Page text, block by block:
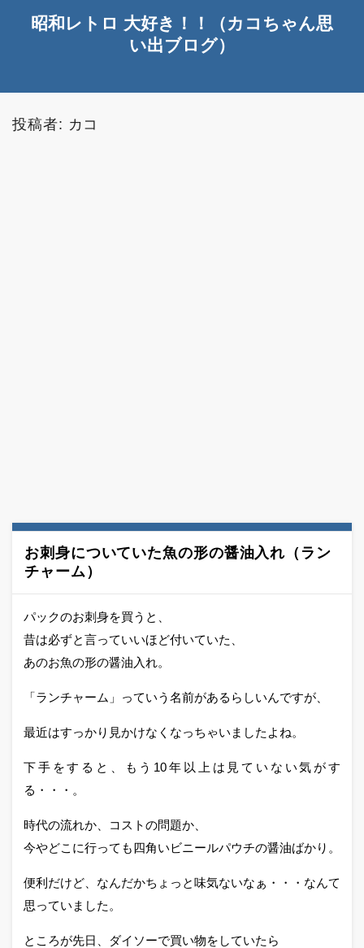
昭和レトロ 大好き！！（カコちゃん思
い出ブログ）
投稿者: カコ
お刺身についていた魚の形の醤油入れ（ラン
チャーム）
パックのお刺身を買うと、
昔は必ずと言っていいほど付いていた、
あのお魚の形の醤油入れ。
「ランチャーム」っていう名前があるらしいんですが、
最近はすっかり見かけなくなっちゃいましたよね。
下手をすると、もう10年以上は見ていない気がす
る・・・。
時代の流れか、コストの問題か、
今やどこに行っても四角いビニールパウチの醤油ばかり。
便利だけど、なんだかちょっと味気ないなぁ・・・なんて
思っていました。
ところが先日、ダイソーで買い物をしていたら